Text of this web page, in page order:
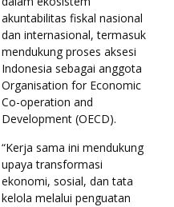
akuntabilitas fiskal nasional
dan internasional, termasuk
mendukung proses aksesi
Indonesia sebagai anggota
Organisation for Economic
Co-operation and
Development (OECD).
“Kerja sama ini mendukung
upaya transformasi
ekonomi, sosial, dan tata
kelola melalui penguatan